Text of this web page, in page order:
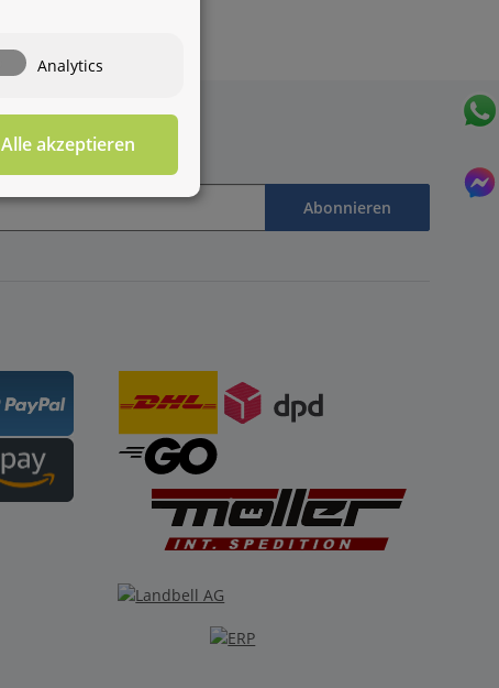
Abonnieren
Ihnen behilflich sein?
können Sie unserKontaktformularbenutzen.
Analytics
Alle akzeptieren